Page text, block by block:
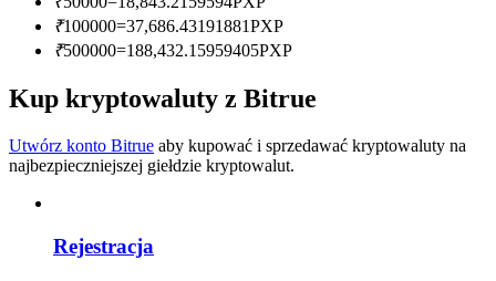
Przewodnik dla początkujących dotyczący kontraktów futures
₹100000=37,686.43191881PXP
₹500000=188,432.15959405PXP
Kup kryptowaluty z Bitrue
Utwórz konto Bitrue aby kupować i sprzedawać kryptowaluty na
najbezpieczniejszej giełdzie kryptowalut.
Rejestracja